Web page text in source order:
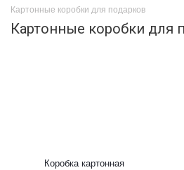
Картонные коробки для подарков
Картонные коробки для
Коробка картонная